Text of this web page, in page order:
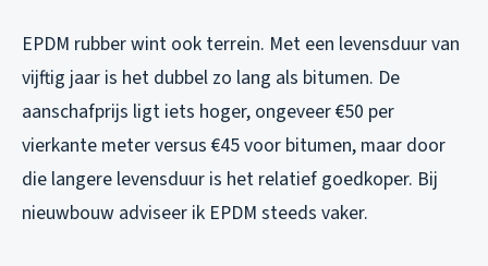
EPDM rubber wint ook terrein. Met een levensduur van
vijftig jaar is het dubbel zo lang als bitumen. De
aanschafprijs ligt iets hoger, ongeveer €50 per
vierkante meter versus €45 voor bitumen, maar door
die langere levensduur is het relatief goedkoper. Bij
nieuwbouw adviseer ik EPDM steeds vaker.